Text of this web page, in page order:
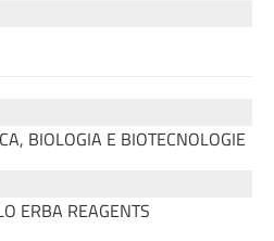
BIOLOGIA E BIOTECNOLOGIE
ERBA REAGENTS